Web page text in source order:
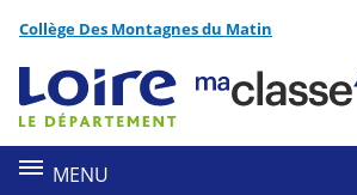
Menu de la rubrique
Contenu
Collège Des Montagnes du Matin
MENU